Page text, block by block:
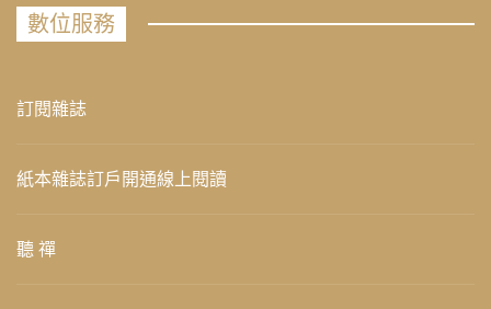
數位服務
訂閱雜誌
紙本雜誌訂戶開通線上閱讀
聽 禪